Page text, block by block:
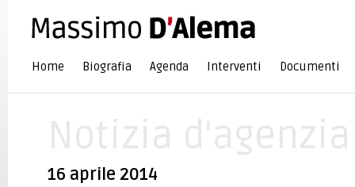
Home Biografia Agenda Interventi Documenti
16 aprile 2014